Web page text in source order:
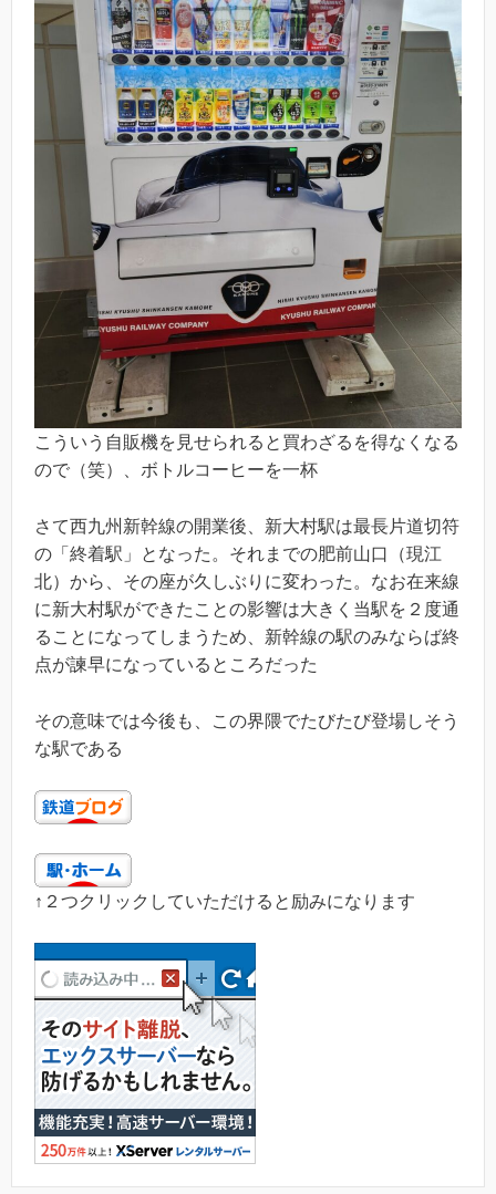
こういう自販機を見せられると買わざるを得なくなる
ので（笑）、ボトルコーヒーを一杯
さて西九州新幹線の開業後、新大村駅は最長片道切符
の「終着駅」となった。それまでの肥前山口（現江
北）から、その座が久しぶりに変わった。なお在来線
に新大村駅ができたことの影響は大きく当駅を２度通
ることになってしまうため、新幹線の駅のみならば終
点が諫早になっているところだった
その意味では今後も、この界隈でたびたび登場しそう
な駅である
↑２つクリックしていただけると励みになります